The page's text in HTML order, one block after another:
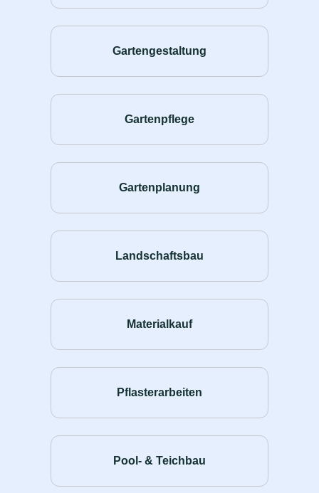
Gartengestaltung
Gartenpflege
Gartenplanung
Landschaftsbau
Materialkauf
Pflasterarbeiten
Pool- & Teichbau